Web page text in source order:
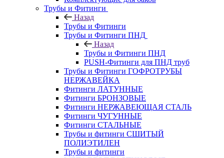
Трубы и Фитинги
Назад
Трубы и Фитинги
Трубы и Фитинги ПНД
Назад
Трубы и Фитинги ПНД
PUSH-Фитинги для ПНД труб
Трубы и Фитинги ГОФРОТРУБЫ
НЕРЖАВЕЙКА
Фитинги ЛАТУННЫЕ
Фитинги БРОНЗОВЫЕ
Фитинги НЕРЖАВЕЮЩАЯ СТАЛЬ
Фитинги ЧУГУННЫЕ
Фитинги СТАЛЬНЫЕ
Трубы и фитинги СШИТЫЙ
ПОЛИЭТИЛЕН
Трубы и фитинги